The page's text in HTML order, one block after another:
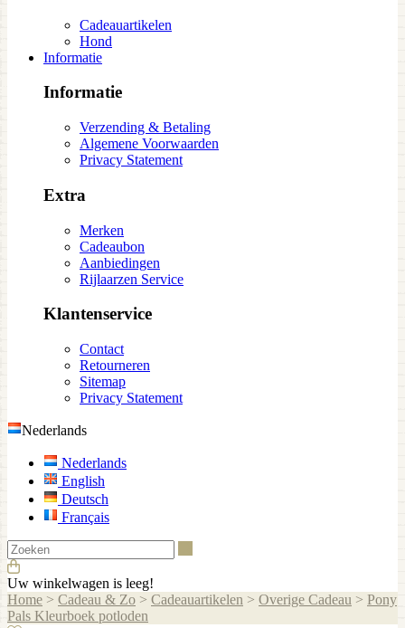
Cadeauartikelen
Hond
Informatie
Informatie
Verzending & Betaling
Algemene Voorwaarden
Privacy Statement
Extra
Merken
Cadeaubon
Aanbiedingen
Rijlaarzen Service
Klantenservice
Contact
Retourneren
Sitemap
Privacy Statement
Nederlands
Nederlands
English
Deutsch
Français
Uw winkelwagen is leeg!
Home > Cadeau & Zo > Cadeauartikelen > Overige Cadeau > Pony
Pals Kleurboek potloden